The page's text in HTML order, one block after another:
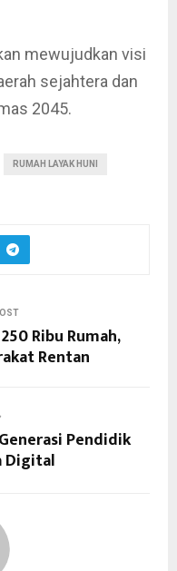
mewujudkan visi
sejahtera dan
2045.
RUMAH LAYAK HUNI
Ribu Rumah,
Rentan
Pendidik
Digital